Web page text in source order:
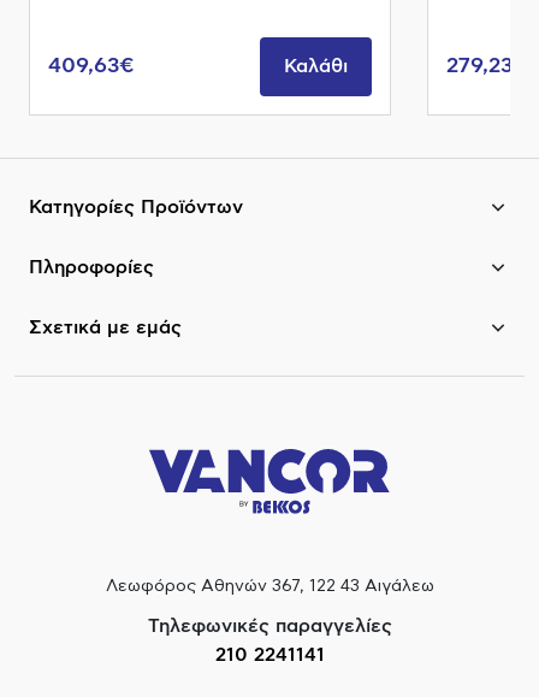
409,63€ Καλάθι 279,23€
Κατηγορίες Προϊόντων
Πληροφορίες
Σχετικά με εμάς
Λεωφόρος Αθηνών 367, 122 43 Αιγάλεω
Τηλεφωνικές παραγγελίες
210 2241141